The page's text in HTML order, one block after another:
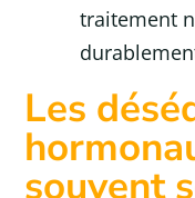
traitement
Les
souvent